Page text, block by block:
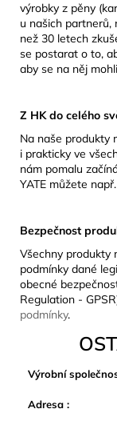
výrobky z pěny
u našich partnerů,
než 30 letech
se postarat o to,
aby se na něj
Z HK do celého
Na naše produkty
i prakticky ve
nám pomalu
YATE můžete
Bezpečnost
Všechny produkty
podmínky dané
obecné
Regulation -
podmínky.
Výrobní
Adresa :